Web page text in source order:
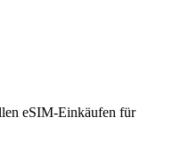
eSIM-Einkäufen für